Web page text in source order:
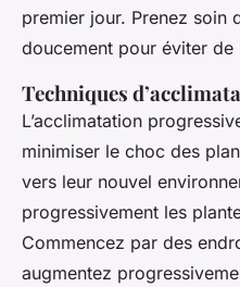
premier jour. Prenez soin
doucement pour éviter de
Techniques
L’acclimatation
minimiser le choc des
vers leur nouvel
progressivement les
Commencez par des
augmentez